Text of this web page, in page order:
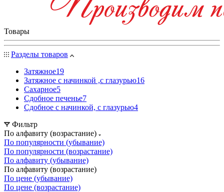
Товары
Разделы товаров
Затяжное19
Затяжное с начинкой ,с глазурью16
Сахарное5
Сдобное печенье7
Сдобное с начинкой, с глазурью4
Фильтр
По алфавиту (возрастание)
По популярности (убывание)
По популярности (возрастание)
По алфавиту (убывание)
По алфавиту (возрастание)
По цене (убывание)
По цене (возрастание)